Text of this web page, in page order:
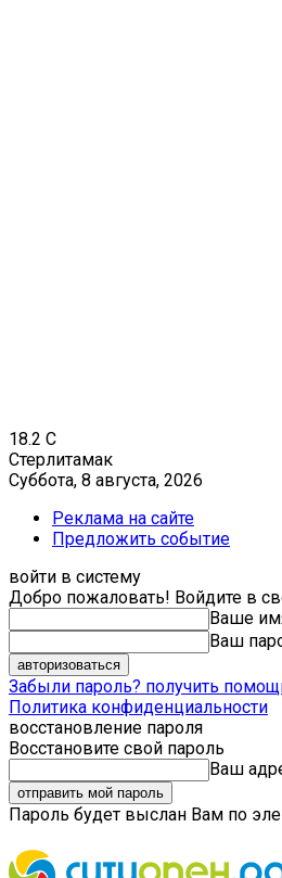
18.2 C
Стерлитамак
Суббота, 8 августа, 2026
Реклама на сайте
Предложить событие
войти в систему
Добро пожаловать! Войдите в
Ваше
Ваш
Забыли пароль? получить
Политика конфиденциальности
восстановление пароля
Восстановите свой пароль
Ваш
Пароль будет выслан Вам по